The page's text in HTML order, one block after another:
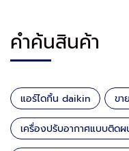
คำค้นสินค้า
แอร์ไดกิ้น daikin ขา
เครื่องปรับอากาศแบบติด